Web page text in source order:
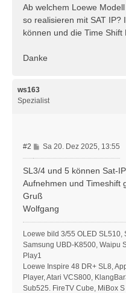
Ab welchem Loewe
so realisieren mit SAT IP?
können und die Time Shift
Danke
ws163
Spezialist
#2
B
e
i
r
a
g
Sa 20. Dez 2025, 13:55
SL3/4 und 5 können Sat-IP
Aufnehmen und Timeshift
Gruß
Wolfgang
Loewe bild 3/55 OLED SL510,
Samsung UBD-K8500, Waipu
Play1
Loewe Inspire 48 DR+ SL8,
Player, Atari VCS800,
Sub525. FireTV Cube, MiBox S